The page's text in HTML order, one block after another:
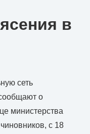
в
сеть
о
министерства
с 18